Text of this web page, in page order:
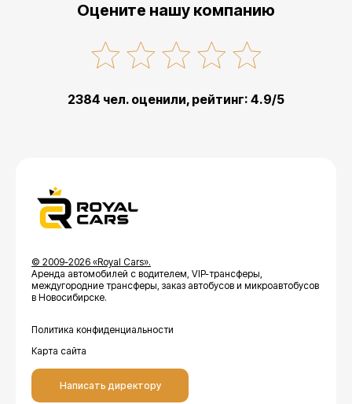
Оцените нашу компанию
2384 чел. оценили, рейтинг: 4.9/5
© 2009-2026 «Royal Cars».
Аренда автомобилей с водителем, VIP-трансферы,
междугородние трансферы, заказ автобусов и микроавтобусов
в Новосибирске.
Политика конфиденциальности
Карта сайта
Написать директору